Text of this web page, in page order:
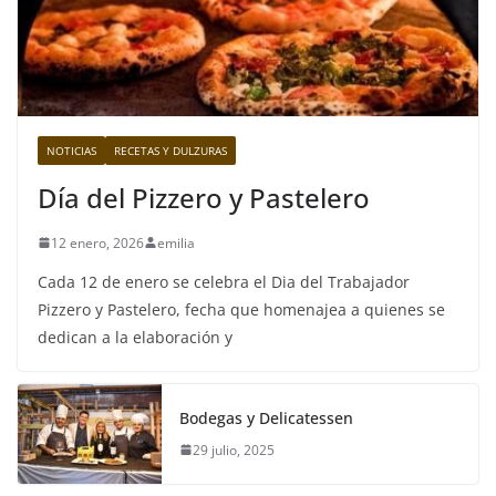
NOTICIAS RECETAS Y DULZURAS
Día del Pizzero y Pastelero
12 enero, 2026 emilia
Cada 12 de enero se celebra el Dia del Trabajador
Pizzero y Pastelero, fecha que homenajea a quienes se
dedican a la elaboración y
Bodegas y Delicatessen
29 julio, 2025